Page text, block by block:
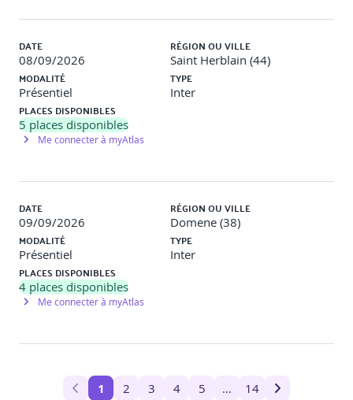
DATE
08/09/2026
RÉGION OU VILLE
Saint Herblain (44)
MODALITÉ
Présentiel
TYPE
Inter
PLACES DISPONIBLES
5 places disponibles
Me connecter à myAtlas
DATE
09/09/2026
RÉGION OU VILLE
Domene (38)
MODALITÉ
Présentiel
TYPE
Inter
PLACES DISPONIBLES
4 places disponibles
Me connecter à myAtlas
1 2 3 4 5 … 14